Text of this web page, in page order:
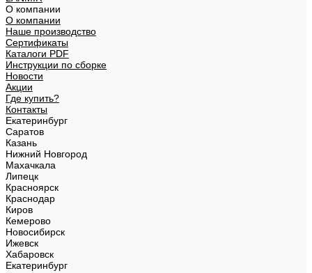
О компании
О компании
Наше производство
Сертификаты
Каталоги PDF
Инструкции по сборке
Новости
Акции
Где купить?
Контакты
Екатеринбург
Саратов
Казань
Нижний Новгород
Махачкала
Липецк
Красноярск
Краснодар
Киров
Кемерово
Новосибирск
Ижевск
Хабаровск
Екатеринбург